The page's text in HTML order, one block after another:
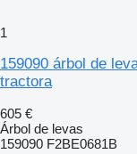
1
159090 árbol de
tractora
605 €
Árbol de levas
159090 F2BE0681B